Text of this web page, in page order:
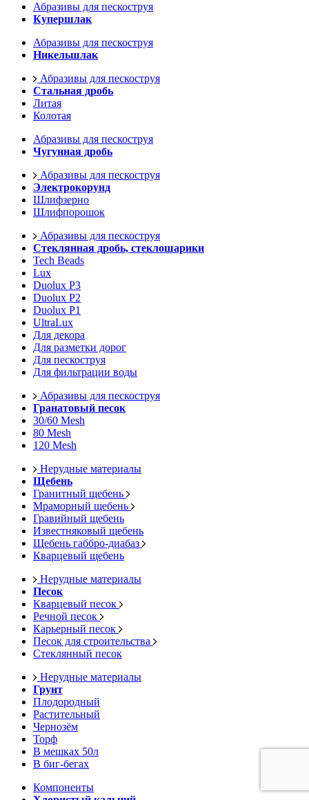
Абразивы для пескоструя
Купершлак
Абразивы для пескоструя
Никельшлак
Абразивы для пескоструя
Стальная дробь
Литая
Колотая
Абразивы для пескоструя
Чугунная дробь
Абразивы для пескоструя
Электрокорунд
Шлифзерно
Шлифпорошок
Абразивы для пескоструя
Стеклянная дробь, стеклошарики
Tech Beads
Lux
Duolux P3
Duolux P2
Duolux P1
UltraLux
Для декора
Для разметки дорог
Для пескоструя
Для фильтрации воды
Абразивы для пескоструя
Гранатовый песок
30/60 Mesh
80 Mesh
120 Mesh
Нерудные материалы
Щебень
Гранитный щебень
Мраморный щебень
Гравийный щебень
Известняковый щебень
Щебень габбро-диабаз
Кварцевый щебень
Нерудные материалы
Песок
Кварцевый песок
Речной песок
Карьерный песок
Песок для строительства
Стеклянный песок
Нерудные материалы
Грунт
Плодородный
Растительный
Чернозём
Торф
В мешках 50л
В биг-бегах
Компоненты